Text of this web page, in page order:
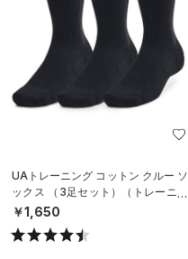
UAトレーニング コットン クルー ソ
ックス （3足セット）（トレーニン
グ/UNISEX）
￥1,650